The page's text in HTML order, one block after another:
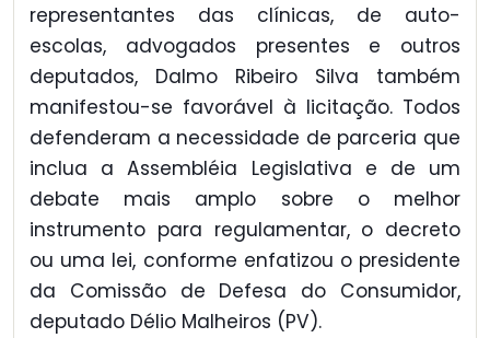
representantes das clínicas, de auto-
escolas, advogados presentes e outros
deputados, Dalmo Ribeiro Silva também
manifestou-se favorável à licitação. Todos
defenderam a necessidade de parceria que
inclua a Assembléia Legislativa e de um
debate mais amplo sobre o melhor
instrumento para regulamentar, o decreto
ou uma lei, conforme enfatizou o presidente
da Comissão de Defesa do Consumidor,
deputado Délio Malheiros (PV).